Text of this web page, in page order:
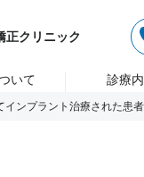
者 大木歯科医院
正クリニック
いて 診療
プラント治療された患者